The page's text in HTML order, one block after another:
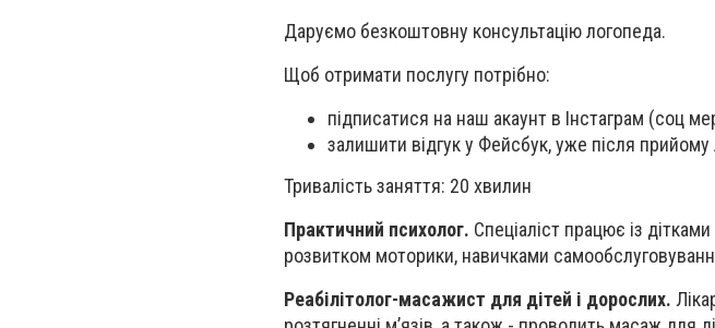
Даруємо безкоштовну консультацію логопеда.
Щоб отримати послугу потрібно:
підписатися на наш акаунт в Інстаграм (соц
залишити відгук у Фейсбук, уже після
Тривалість заняття: 20 хвилин
Практичний психолог. Спеціаліст працює із
розвитком моторики, навичками
Реабілітолог-масажист для дітей і дорослих.